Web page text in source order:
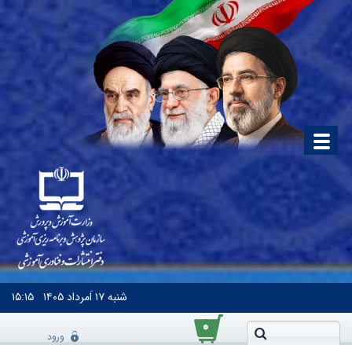
شنبه۱۷ اَمرداد ۱۴۰۵ ۱۵:۱۵
۰
ورود